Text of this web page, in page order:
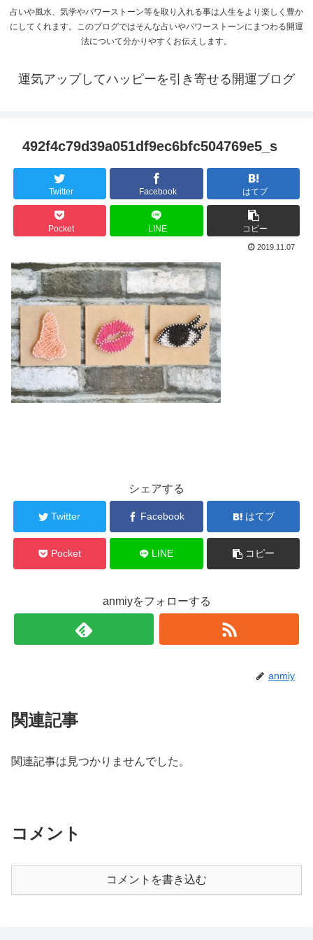
占いや風水、気学やパワーストーン等を取り入れる事は人生をより楽しく豊か
にしてくれます。このブログではそんな占いやパワーストーンにまつわる開運
法について分かりやすくお伝えします。
運気アップしてハッピーを引き寄せる開運ブログ
492f4c79d39a051df9ec6bfc504769e5_s
Twitter Facebook はてブ
Pocket LINE コピー
2019.11.07
シェアする
Twitter Facebook はてブ
Pocket LINE コピー
anmiyをフォローする
anmiy
関連記事
関連記事は見つかりませんでした。
コメント
コメントを書き込む